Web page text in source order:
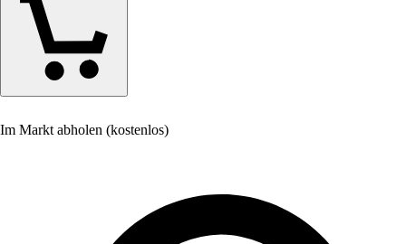
Im Markt abholen (kostenlos)